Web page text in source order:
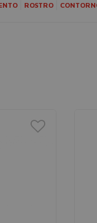
ROSTRO